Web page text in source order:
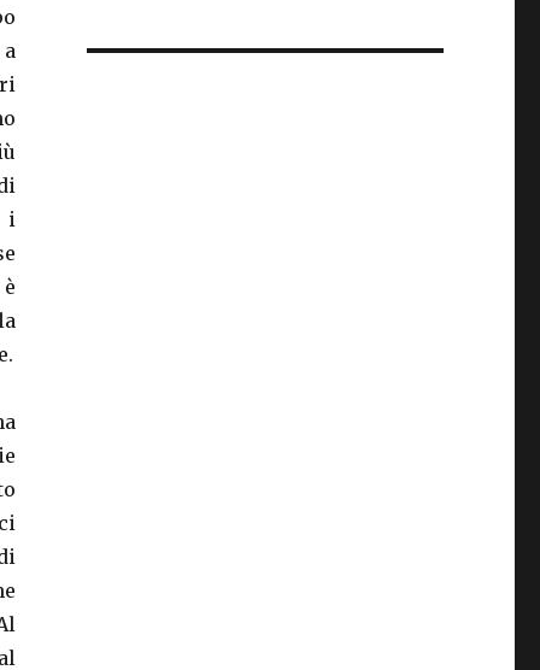
i